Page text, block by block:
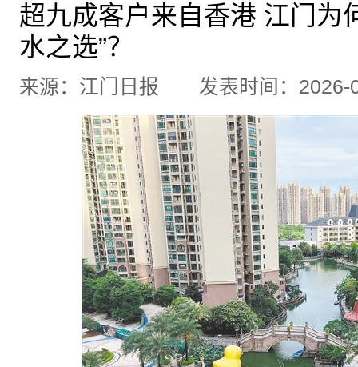
超九成客户来自香港 江门为
水之选”？
来源：江门日报 发表时间：